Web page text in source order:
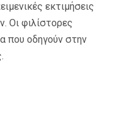
εκτιμήσεις
Οι φιλίστορες
που οδηγούν στην